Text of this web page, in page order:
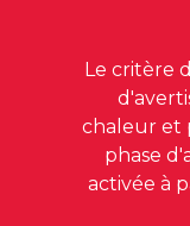
Le critère
chaleur et
phase
activée à